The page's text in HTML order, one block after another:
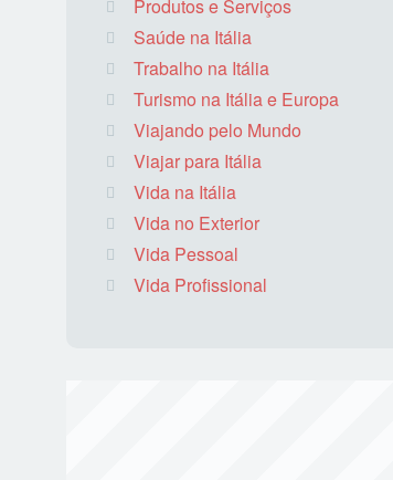
Produtos e Serviços
Saúde na Itália
Trabalho na Itália
Turismo na Itália e Europa
Viajando pelo Mundo
Viajar para Itália
Vida na Itália
Vida no Exterior
Vida Pessoal
Vida Profissional